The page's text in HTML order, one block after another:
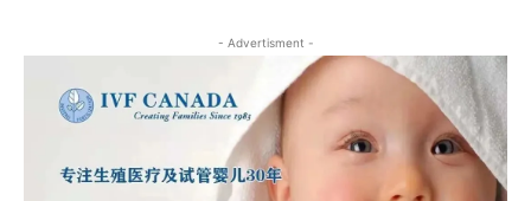
- Advertisment -